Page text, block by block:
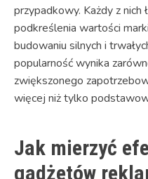
przypadkowy. Każdy z nich
podkreślenia wartości
budowaniu silnych i
popularność wynika
zwiększonego
więcej niż tylko
Jak mierzyć
gadżetów